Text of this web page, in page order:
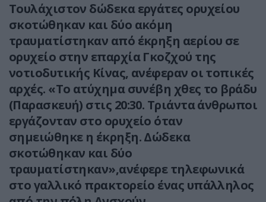
Τουλάχιστον δώδεκα εργάτες ορυχείου
σκοτώθηκαν και δύο ακόμη
τραυματίστηκαν από έκρηξη αερίου σε
ορυχείο στην επαρχία Γκοζχού της
νοτιοδυτικής Κίνας, ανέφεραν οι τοπικές
αρχές. «Το ατύχημα συνέβη χθες το βράδυ
(Παρασκευή) στις 20:30. Τριάντα άνθρωποι
εργάζονταν στο ορυχείο όταν
σημειώθηκε η έκρηξη. Δώδεκα
σκοτώθηκαν και δύο
τραυματίστηκαν»,ανέφερε τηλεφωνικά
στο γαλλικό πρακτορείο ένας υπάλληλος